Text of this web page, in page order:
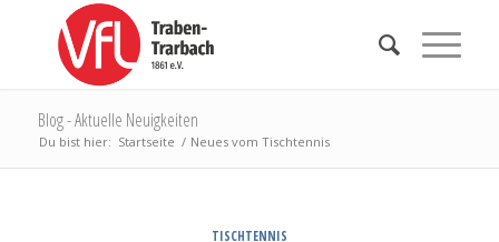
Blog - Aktuelle Neuigkeiten
Du bist hier: Startseite / Neues vom Tischtennis
TISCHTENNIS